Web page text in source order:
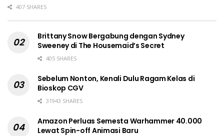
407 SHARES
Brittany Snow Bergabung dengan Sydney
Sweeney di The Housemaid’s Secret
405 SHARES
Sebelum Nonton, Kenali Dulu Ragam Kelas di
Bioskop CGV
31943 SHARES
Amazon Perluas Semesta Warhammer 40.000
Lewat Spin-off Animasi Baru